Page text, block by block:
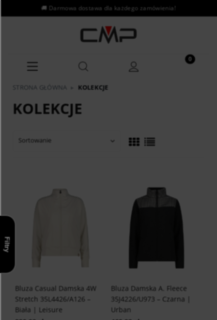
Filtry
KOLEKCJE
KOLEKCJE
Bluza Casual Damska 4W
Stretch 35L4426/A126 –
Biała | Leisure
Bluza Damska A. Fleece
35J4226/U973 – Czarna |
Urban